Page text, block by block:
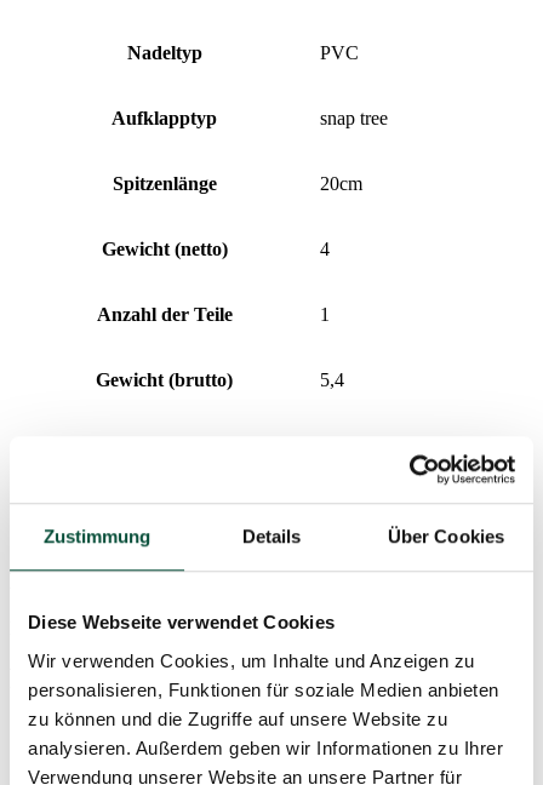
Zustimmung Details Über Cookies
Diese Webseite verwendet Cookies
Wir verwenden Cookies, um Inhalte und Anzeigen zu
personalisieren, Funktionen für soziale Medien anbieten
zu können und die Zugriffe auf unsere Website zu
analysieren. Außerdem geben wir Informationen zu Ihrer
Verwendung unserer Website an unsere Partner für
Nadeltyp PVC
Aufklapptyp snap tree
Spitzenlänge 20cm
Gewicht (netto) 4
Anzahl der Teile 1
Gewicht (brutto) 5,4
Paket 1 97x32x28
Preisverlauf
Der niedrigste Preis der letzten 30 Tage ist
Produktparameter
Lieferzeit 4 Tage